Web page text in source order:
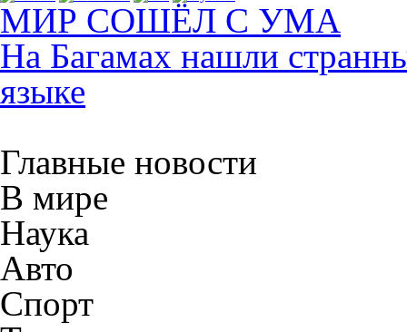
МИР СОШЁЛ С УМА
На Багамах нашли
языке
Главные новости
В мире
Наука
Авто
Спорт